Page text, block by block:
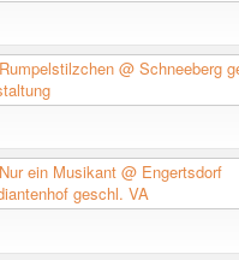
Rumpelstilzchen @ Schneeberg
Nur ein Musikant @ Engertsdorf
geschl. VA